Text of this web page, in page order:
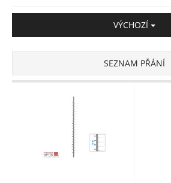
VÝCHOZÍ
SEZNAM PŘÁNÍ